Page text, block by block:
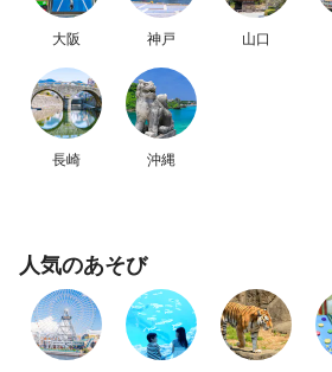
大阪 神戸 山口
長崎 沖縄
人気のあそび